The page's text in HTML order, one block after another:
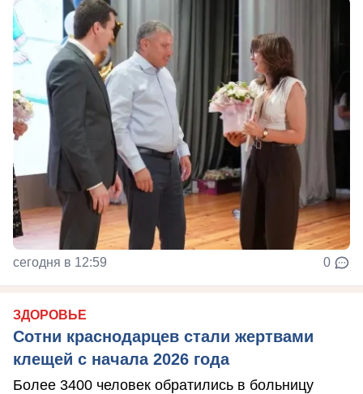
сегодня в 12:59 0
ЗДОРОВЬЕ
Сотни краснодарцев стали жертвами
клещей с начала 2026 года
Более 3400 человек обратились в больницу